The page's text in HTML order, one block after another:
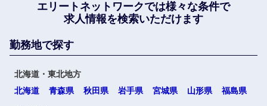
エリートネットワークでは様々な条件で
求人情報を検索いただけます
勤務地で探す
北海道・東北地方
北海道
青森県 秋田県 岩手県 宮城県 山形県 福島県